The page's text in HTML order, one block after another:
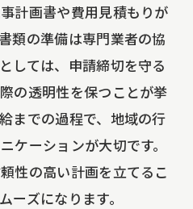
助成金活用事例紹介
修繕工事の成果と効果
者が語る助成金活用の
した狛江市の修繕工事成
設が得た具体的な利益
計画書や費用見積もりが
類の準備は専門業者の協
しては、申請締切を守る
の透明性を保つことが挙
までの過程で、地域の行
ケーションが大切です。
性の高い計画を立てるこ
ーズになります。